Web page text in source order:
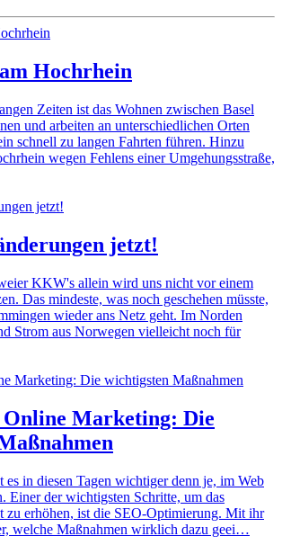
Hochrhein
Zeiten ist das Wohnen zwischen Basel
und arbeiten an unterschiedlichen Orten
schnell zu langen Fahrten führen. Hinzu
wegen Fehlens einer Umgehungsstraße,
jetzt!
KKW's allein wird uns nicht vor einem
Das mindeste, was noch geschehen müsste,
wieder ans Netz geht. Im Norden
Strom aus Norwegen vielleicht noch für
Marketing: Die
es in diesen Tagen wichtiger denn je, im Web
Einer der wichtigsten Schritte, um das
zu erhöhen, ist die SEO-Optimierung. Mit ihr
welche Maßnahmen wirklich dazu geei…